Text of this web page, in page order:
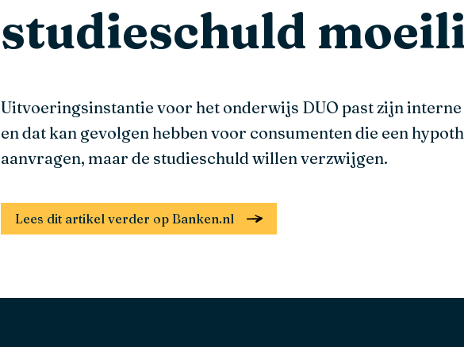
studieschuld
Uitvoeringsinstantie voor het onderwijs DUO past zijn interne
en dat kan gevolgen hebben voor consumenten die een
aanvragen, maar de studieschuld willen verzwijgen.
Lees dit artikel verder op Banken.nl